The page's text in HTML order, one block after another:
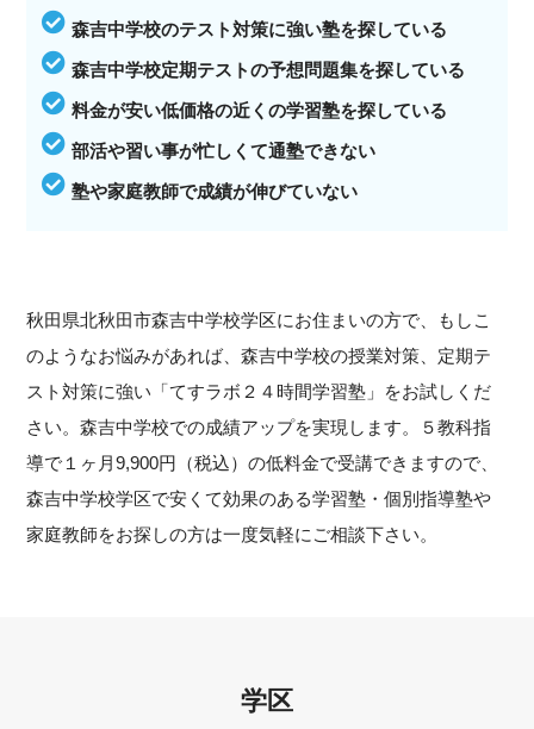
森吉中学校のテスト対策に強い塾を探している
森吉中学校定期テストの予想問題集を探している
料金が安い低価格の近くの学習塾を探している
部活や習い事が忙しくて通塾できない
塾や家庭教師で成績が伸びていない
秋田県北秋田市森吉中学校学区にお住まいの方で、もしこ
のようなお悩みがあれば、森吉中学校の授業対策、定期テ
スト対策に強い「てすラボ２４時間学習塾」をお試しくだ
さい。森吉中学校での成績アップを実現します。５教科指
導で１ヶ月9,900円（税込）の低料金で受講できますので、
森吉中学校学区で安くて効果のある学習塾・個別指導塾や
家庭教師をお探しの方は一度気軽にご相談下さい。
学区